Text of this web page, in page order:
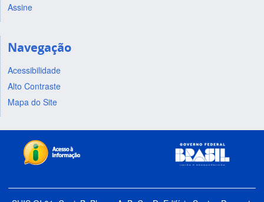
Assine
Navegação
Acessibilidade
Alto Contraste
Mapa do Site